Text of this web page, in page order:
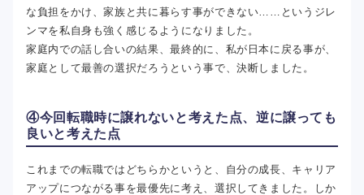
な負担をかけ、家族と共に暮らす事ができない……というジレ
ンマを私自身も強く感じるようになりました。
家庭内での話し合いの結果、最終的に、私が日本に戻る事が、
家庭として最善の選択だろうという事で、決断しました。
④今回転職時に譲れないと考えた点、逆に譲っても
良いと考えた点
これまでの転職ではどちらかというと、自分の成長、キャリア
アップにつながる事を最優先に考え、選択してきました。しか